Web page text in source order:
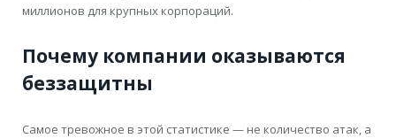
миллионов для крупных корпораций.
Почему компании оказываются
беззащитны
Самое тревожное в этой статистике — не количество атак, а